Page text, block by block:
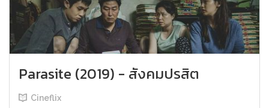
Parasite (2019) - สังคมปรสิต
Cineflix